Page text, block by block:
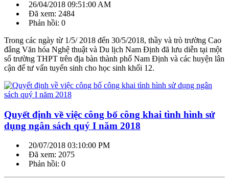
26/04/2018 09:51:00 AM
Đã xem: 2484
Phản hồi: 0
Trong các ngày từ 1/5/ 2018 đến 30/5/2018, thầy và trò trường Cao
đẳng Văn hóa Nghệ thuật và Du lịch Nam Định đã lưu diễn tại một
số trường THPT trên địa bàn thành phố Nam Định và các huyện lân
cận để tư vấn tuyển sinh cho học sinh khối 12.
Quyết định về việc công bố công khai tình hình sử
dụng ngân sách quý I năm 2018
20/07/2018 03:10:00 PM
Đã xem: 2075
Phản hồi: 0